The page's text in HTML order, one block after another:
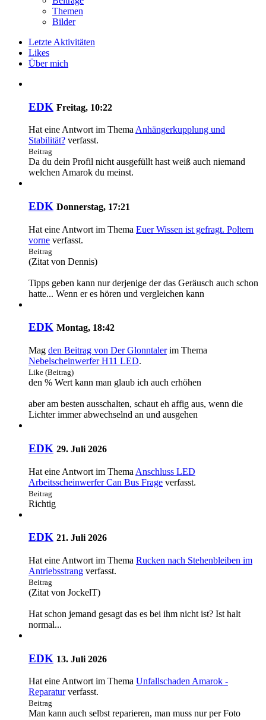
Themen
Bilder
Letzte Aktivitäten
Likes
Über mich
EDK Freitag, 10:22
Hat eine Antwort im Thema Anhängerkupplung und
Stabilität? verfasst.
Beitrag
Da du dein Profil nicht ausgefüllt hast weiß auch niemand
welchen Amarok du meinst.
EDK Donnerstag, 17:21
Hat eine Antwort im Thema Euer Wissen ist gefragt. Poltern
vorne verfasst.
Beitrag
(Zitat von Dennis)
Tipps geben kann nur derjenige der das Geräusch auch schon
hatte... Wenn er es hören und vergleichen kann
EDK Montag, 18:42
Mag den Beitrag von Der Glonntalerim Thema
Nebelscheinwerfer H11 LED.
Like (Beitrag)
den % Wert kann man glaub ich auch erhöhen
aber am besten ausschalten, schaut eh affig aus, wenn die
Lichter immer abwechselnd an und ausgehen
EDK 29. Juli 2026
Hat eine Antwort im Thema Anschluss LED
Arbeitsscheinwerfer Can Bus Frage verfasst.
Beitrag
Richtig
EDK 21. Juli 2026
Hat eine Antwort im Thema Rucken nach Stehenbleiben im
Antriebsstrang verfasst.
Beitrag
(Zitat von JockelT)
Hat schon jemand gesagt das es bei ihm nicht ist? Ist halt
normal...
EDK 13. Juli 2026
Hat eine Antwort im Thema Unfallschaden Amarok -
Reparaturverfasst.
Beitrag
Man kann auch selbst reparieren, man muss nur per Foto